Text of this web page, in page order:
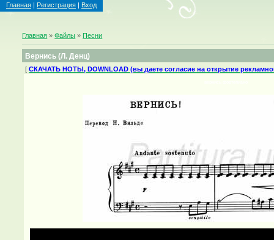
Главная | Регистрация | Вход
Главная »Файлы »Песни
Вернись (Л. Денц)
[СКАЧАТЬ НОТЫ, DOWNLOAD (вы даете согласие на открытие